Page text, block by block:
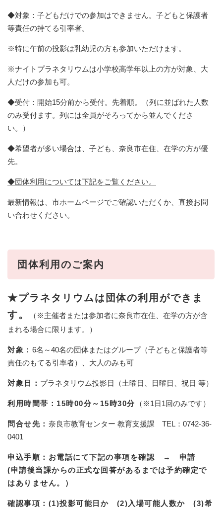
◆対象：子どもだけでの参加はできません。子どもと保護者
等責任の持てる引率者。
※特に午前の投影は乳幼児の方も参加いただけます。
※ナイトプラネタリウムは小学校高学年以上の方が対象、大
人だけの参加も可。
◆受付：開始15分前から受付。先着順。（列に並ばれた人数
のみ受付ます。列には全員がそろってから並んでくださ
い。）
◆希望者が多い場合は、子ども、奈良市在住、在学の方が優
先。
◆団体利用については下記をご覧ください。
最新情報は、市ホームページでご確認いただくか、直接お問
い合わせください。
団体利用のご案内
★プラネタリウムは団体の利用ができま
す。
（※主催者または参加者に奈良市在住、在学の方が含
まれる場合に限ります。​）
対象： 6名～40名の団体またはグループ（子どもと保護者等
責任のもてる引率者）、大人のみも可
対象日： プラネタリウム投影日（土曜日、日曜日、祝日 等）
利用時間帯：15時00分～15時30分 （※1日1回のみです）
問合せ先： 奈良市教育センター 教育支援課 TEL：0742-36-
0401
申込手順：お電話にて下記の事項を確認 → 申請
(申請後当課からの正式な回答があるまでは予約確定で
はありません。）
確認事項：(1)投影可能日か (2)入場可能人数か (3)希